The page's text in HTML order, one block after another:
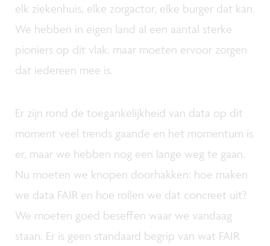
elk ziekenhuis, elke zorgactor, elke burger dat kan.
We hebben in eigen land al een aantal sterke
pioniers op dit vlak, maar moeten ervoor zorgen
dat iedereen mee is.
Er zijn rond de toegankelijkheid van data op dit
moment veel trends gaande en het momentum is
er, maar we hebben nog een lange weg te gaan.
Nu moeten we knopen doorhakken: hoe maken
we data FAIR en hoe rollen we dat concreet uit?
We moeten goed beseffen waar we vandaag
staan. Er is geen standaard begrip van wat FAIR